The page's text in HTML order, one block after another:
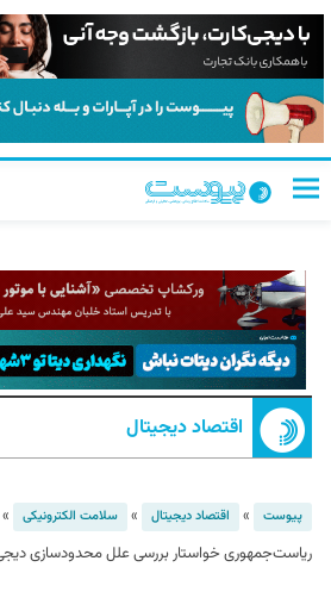
اقتصاد دیجیتال
پیوست » اقتصاد دیجیتال » سلامت الکترونیکی »
ریاست‌جمهوری خواستار بررسی علل محدودسازی